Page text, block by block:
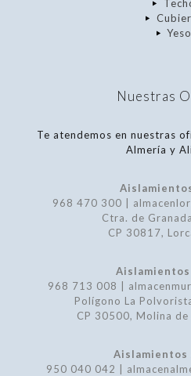
Nuestras
Te atendemos en nuestras
Almería y
968 470 300 |
Ctra. de
CP 30817,
968 713 008 |
Polígono La
CP 30500, Molina de
Aislamientos
950 040 042 |